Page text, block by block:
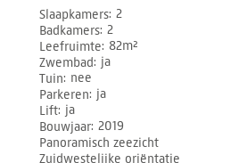
Slaapkamers 2
Badkamers 2
Leefruimte 82m²
Zwembad ja
Tuin nee
Parkeren ja
Lift ja
Bouwjaar 2019
Panoramisch zeezicht
Zuidwestelijke oriëntatie